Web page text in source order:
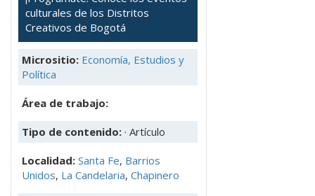
culturales de los Distritos
Creativos de Bogotá
Micrositio: Economía, Estudios y
Política
Área de trabajo:
Tipo de contenido: · Artículo
Localidad: Santa Fe, Barrios
Unidos, La Candelaria, Chapinero